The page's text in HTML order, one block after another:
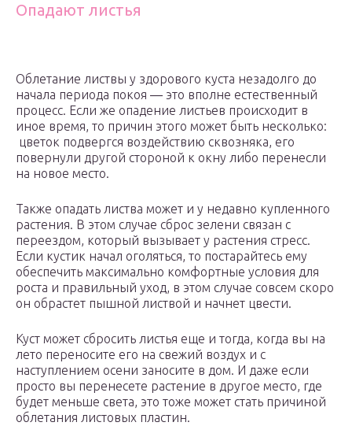
Опадают листья
Облетание листвы у здорового куста незадолго до
начала периода покоя ― это вполне естественный
процесс. Если же опадение листьев происходит в
иное время, то причин этого может быть несколько:
цветок подвергся воздействию сквозняка, его
повернули другой стороной к окну либо перенесли
на новое место.
Также опадать листва может и у недавно купленного
растения. В этом случае сброс зелени связан с
переездом, который вызывает у растения стресс.
Если кустик начал оголяться, то постарайтесь ему
обеспечить максимально комфортные условия для
роста и правильный уход, в этом случае совсем скоро
он обрастет пышной листвой и начнет цвести.
Куст может сбросить листья еще и тогда, когда вы на
лето переносите его на свежий воздух и с
наступлением осени заносите в дом. И даже если
просто вы перенесете растение в другое место, где
будет меньше света, это тоже может стать причиной
облетания листовых пластин.